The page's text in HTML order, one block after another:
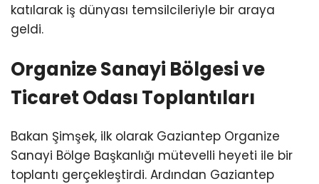
katılarak iş dünyası temsilcileriyle bir araya
geldi.
Organize Sanayi Bölgesi ve
Ticaret Odası Toplantıları
Bakan Şimşek, ilk olarak Gaziantep Organize
Sanayi Bölge Başkanlığı mütevelli heyeti ile bir
toplantı gerçekleştirdi. Ardından Gaziantep